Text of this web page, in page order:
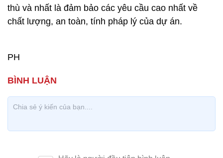
thù và nhất là đảm bảo các yêu cầu cao nhất về
chất lượng, an toàn, tính pháp lý của dự án.
PH